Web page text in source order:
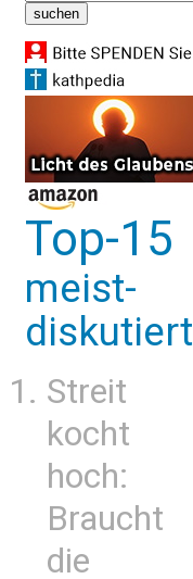
Top-15
meist-
diskutiert
Streit
kocht
hoch:
Braucht
die